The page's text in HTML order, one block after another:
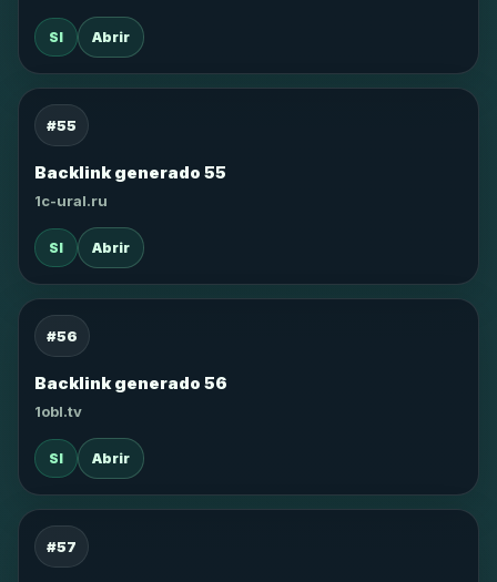
SI Abrir
#55
Backlink generado 55
1c-ural.ru
SI Abrir
#56
Backlink generado 56
1obl.tv
SI Abrir
#57